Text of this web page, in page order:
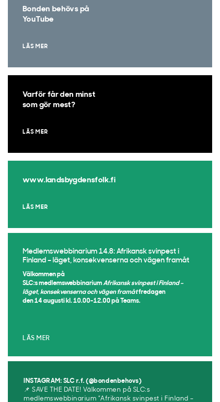
Bonden behövs på
YouTube
LÄS MER
Varför får den minst
som gör mest?
LÄS MER
www.landsbygdensfolk.fi
LÄS MER
Medlemswebbinarium 14.8: Afrikansk svinpest i
Finland – läget, konsekvenserna och vägen framåt
Välkommen på
SLC:s medlemswebbinariumAfrikansk svinpest i Finland –
läget, konsekvenserna och vägen framåtfredagen
den 14 augusti kl. 10.00-12.00 på Teams.
LÄS MER
INSTAGRAM: SLC r.f. (@bondenbehovs)
📌 SAVE THE DATE! Välkommen på SLC:s
medlemswebbinarium ”Afrikansk svinpest i Finland –